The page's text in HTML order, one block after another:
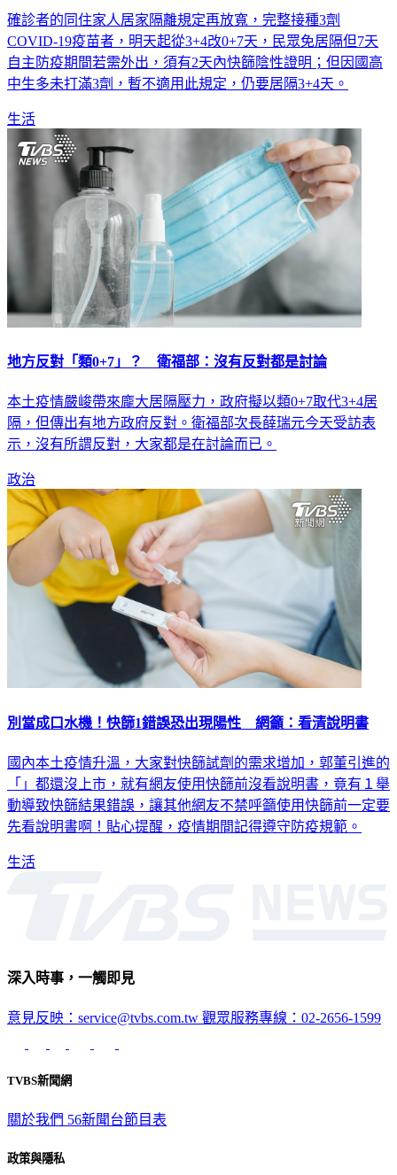
確診者的同住家人居家隔離規定再放寬，完整接種3劑
COVID-19疫苗者，明天起從3+4改0+7天，民眾免居隔但7天
自主防疫期間若需外出，須有2天內快篩陰性證明；但因國高
中生多未打滿3劑，暫不適用此規定，仍要居隔3+4天。
生活
地方反對「類0+7」？ 衛福部：沒有反對都是討論
本土疫情嚴峻帶來龐大居隔壓力，政府擬以類0+7取代3+4居
隔，但傳出有地方政府反對。衛福部次長薛瑞元今天受訪表
示，沒有所謂反對，大家都是在討論而已。
政治
別當成口水機！快篩1錯誤恐出現陽性 網籲：看清說明書
國內本土疫情升溫，大家對快篩試劑的需求增加，郭董引進的
「」都還沒上市，就有網友使用快篩前沒看說明書，竟有１舉
動導致快篩結果錯誤，讓其他網友不禁呼籲使用快篩前一定要
先看說明書啊！貼心提醒，疫情期間記得遵守防疫規範。
生活
深入時事，一觸即見
意見反映：service@tvbs.com.tw 觀眾服務專線：02-2656-1599
TVBS新聞網
關於我們 56新聞台節目表
政策與隱私